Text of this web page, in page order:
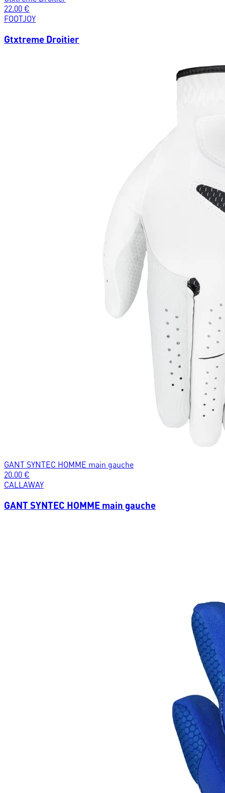
22.00 €
FOOTJOY
Gtxtreme Droitier
GANT SYNTEC HOMME main gauche
20.00 €
CALLAWAY
GANT SYNTEC HOMME main gauche